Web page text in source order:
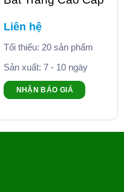
Liên hệ
Tối thiểu: 20 sản phẩm
Sản xuất: 7 - 10 ngày
NHẬN BÁO GIÁ